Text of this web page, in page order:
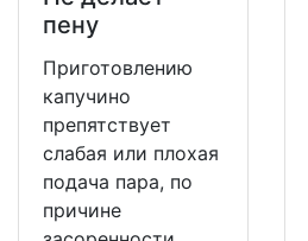
пену
Приготовлению
капучино
препятствует
слабая или плохая
подача пара, по
причине